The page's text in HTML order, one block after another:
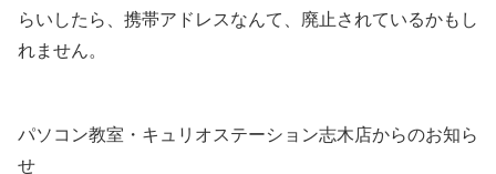
らいしたら、携帯アドレスなんて、廃止されているかもし
れません。
パソコン教室・キュリオステーション志木店からのお知ら
せ